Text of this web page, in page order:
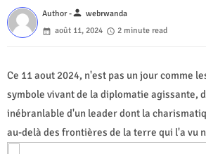
Author -person webrwanda
août 11, 2024
2 minute read
Ce 11 aout 2024, n'est pas un jour comme
symbole vivant de la diplomatie agissante,
inébranlable d'un leader dont la
au-delà des frontières de la terre qui l'a vu